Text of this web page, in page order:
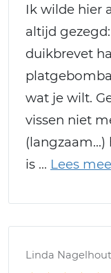
Ik wilde hier
altijd
duikbrevet
wat je wilt.
vissen niet
is
Linda